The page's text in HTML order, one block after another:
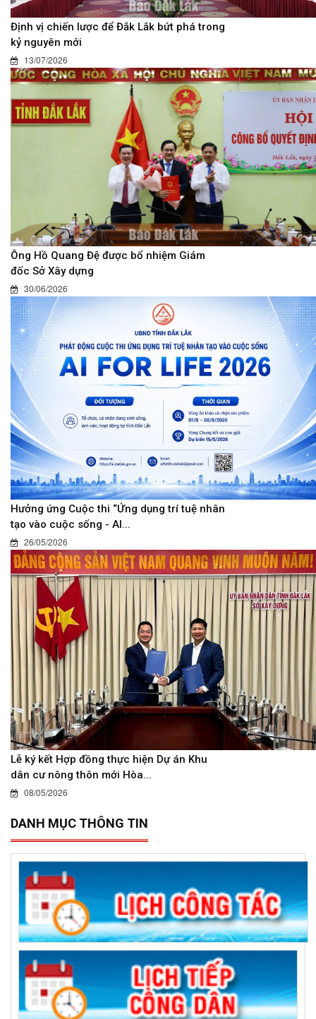
Định vị chiến lược để Đắk Lắk bứt phá trong
kỷ nguyên mới
13/07/2026
Ông Hồ Quang Đệ được bổ nhiệm Giám
đốc Sở Xây dựng
30/06/2026
Hưởng ứng Cuộc thi “Ứng dụng trí tuệ nhân
tạo vào cuộc sống - AI...
26/05/2026
Lễ ký kết Hợp đồng thực hiện Dự án Khu
dân cư nông thôn mới Hòa...
08/05/2026
DANH MỤC THÔNG TIN